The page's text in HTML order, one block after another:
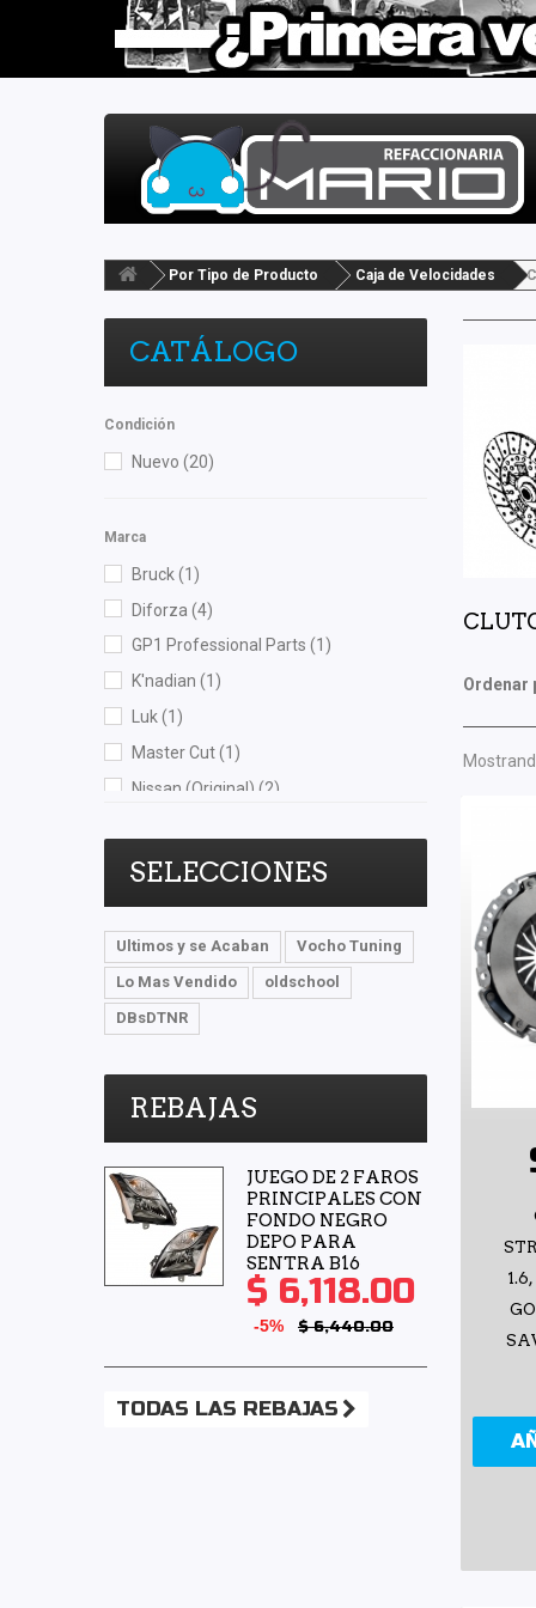
Por Tipo de Producto Caja de Velocidades
CATÁLOGO
Condición
Nuevo (20)
Marca
Bruck(1)
Diforza (4)
GP1 Professional Parts (1)
K'nadian (1)
Luk(1)
Master Cut(1)
Nissan (Original) (2)
Perfection(4)
Strunker(1)
Yokomitsu(2)
SELECCIONES
Ultimos y se Acaban
Vocho Tuning
Lo Mas Vendido
oldschool
DBsDTNR
REBAJAS
JUEGO DE 2 FAROS
PRINCIPALES CON
FONDO NEGRO
DEPO PARA
SENTRA B16
$ 6,118.00
-5% $ 6,440.00
TODAS LAS REBAJAS
Ordenar